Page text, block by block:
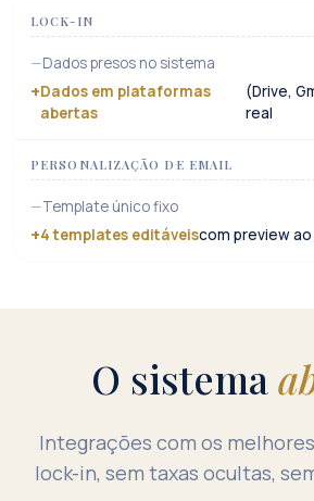
LOCK-IN
Dados presos no sistema
Dados em plataformas
abertas
(Drive,
real
PERSONALIZAÇÃO DE EMAIL
Template único fixo
4 templates editáveiscom preview ao
O sistema
Integrações com os
lock-in, sem taxas ocultas,